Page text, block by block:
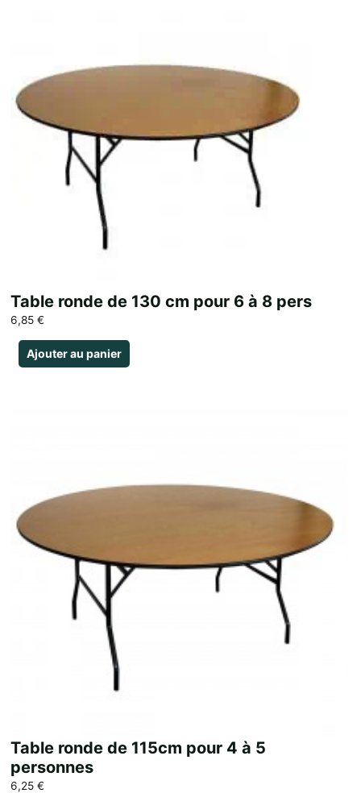
Table ronde de 130 cm pour 6 à 8 pers
6,85 €
Ajouter au panier
Table ronde de 115cm pour 4 à 5
personnes
6,25 €